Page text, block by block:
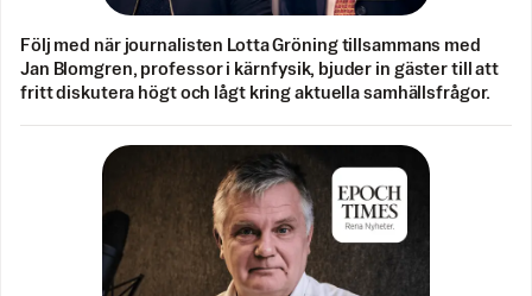
Följ med när journalisten Lotta Gröning tillsammans med
Jan Blomgren, professor i kärnfysik, bjuder in gäster till att
fritt diskutera högt och lågt kring aktuella samhällsfrågor.